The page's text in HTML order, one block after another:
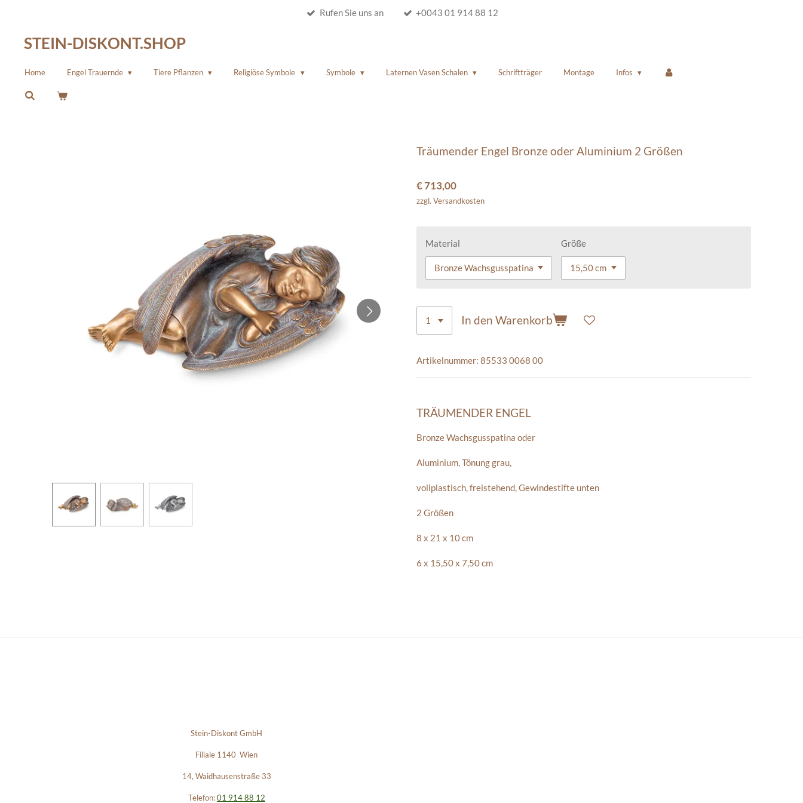
springen
Rufen Sie uns an +0043 01 914 88 12
STEIN-DISKONT.SHOP
Home Engel Trauernde Tiere Pflanzen Religiöse Symbole Symbole Laternen Vasen Schalen Schriftträger Montage Infos
Träumender Engel Bronze oder Aluminium 2 Größen
€ 713,00
zzgl. Versandkosten
Material Größe
In den Warenkorb
Artikelnummer: 85533 0068 00
TRÄUMENDER ENGEL
Bronze Wachsgusspatina oder
Aluminium,Tönung grau,
vollplastisch, freistehend, Gewindestifte unten
2 Größen
8 x 21 x 10 cm
6 x 15,50 x 7,50 cm
Stein-Diskont GmbH
Filiale 1140 Wien
14, Waidhausenstraße 33
Telefon:01 914 88 12